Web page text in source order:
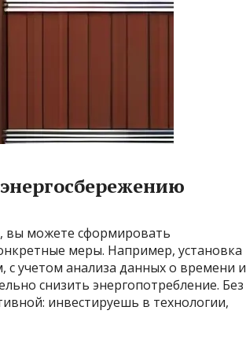
вы можете сформировать
меры. Например, установка
с учетом анализа данных о времени и
снизить энергопотребление. Без
инвестируешь в технологии,